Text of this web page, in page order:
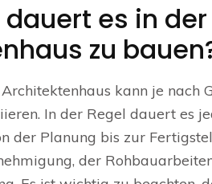
es in der
zu
kann je nach
In der Regel dauert es
der Planung bis zur
der